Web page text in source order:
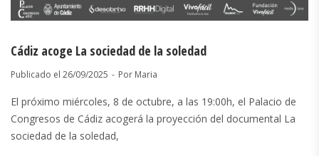
Cádiz acoge La sociedad de la soledad
Publicado el 26/09/2025 Por Maria
El próximo miércoles, 8 de octubre, a las 19:00h, el Palacio de
Congresos de Cádiz acogerá la proyección del documental La
sociedad de la soledad,